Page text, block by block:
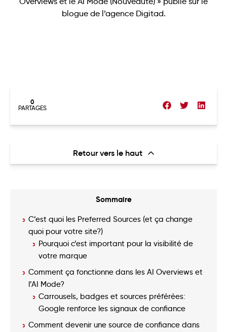
0
PARTAGES
Retour vers le haut
Sommaire
C’est quoi les Preferred Sources (et ça change
quoi pour votre site?)
Pourquoi c’est important pour la visibilité de
votre marque
Comment ça fonctionne dans les AI Overviews et
l’AI Mode?
Carrousels, badges et sources préférées:
Google renforce les signaux de confiance
Comment devenir une source de confiance dans